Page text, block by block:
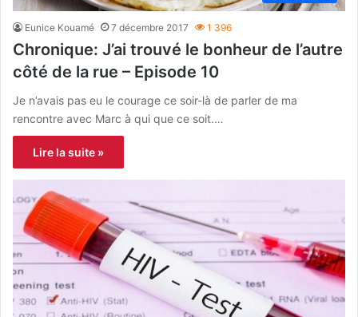
Eunice Kouamé 7 décembre 2017 1 396
Chronique: J’ai trouvé le bonheur de l’autre
côté de la rue – Episode 10
Je n’avais pas eu le courage ce soir-là de parler de ma
rencontre avec Marc à qui que ce soit.…
Lire la suite »